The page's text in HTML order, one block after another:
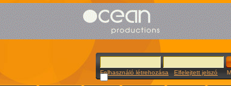
Felhasználó létrehozása Elfelejtett jelszó